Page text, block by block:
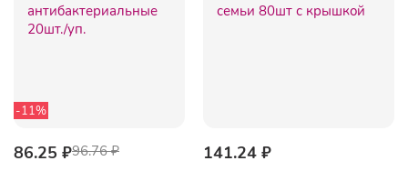
-11%
86.25 ₽96.76 ₽
141.24 ₽